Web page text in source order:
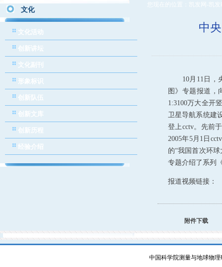
文化
文化活动
创新讲坛
文化副刊
形象标识
创新队伍
创新文库
创新历程
经验介绍
您现在的位置： 凯发网-凯
中
10月 11 日
，
图》专题报道，
1:3100万大全开
卫星导航系统建
登上 cctv。先前于
2005年5月 1 日 cctv
的“我国首次环
专题介绍了系列
报道视频链接：
附件下载
中国科学院测量与地球物